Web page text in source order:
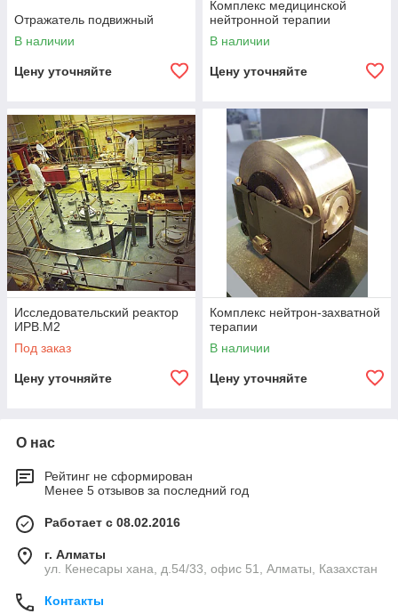
Исследовательский реактор ИРВ.М2
Основное назначение реактора — проведение научно-
исследовательских работ по изучению влияния нейтронных
систем управления и безопасности атомных станций
и других объектов использования атомной энергии, а так же
элементов систем управления вооружениями.
Комплекс нейтрон-захватной терапии
Комплекс нейтрон-захватной терапии предназначен для
лучевой терапии злокачественных опухолей
с избирательным воздействием излучения на пораженные
ткани.
Отражатель подвижный
В наличии
Цену уточняйте
Комплекс медицинской
нейтронной терапии
В наличии
Цену уточняйте
Исследовательский реактор
ИРВ.М2
Под заказ
Цену уточняйте
Комплекс нейтрон-захватной
терапии
В наличии
Цену уточняйте
О нас
Рейтинг не сформирован
Менее 5 отзывов за последний год
Работает с 08.02.2016
г. Алматы
ул. Кенесары хана, д.54/33, офис 51, Алматы, Казахстан
Контакты